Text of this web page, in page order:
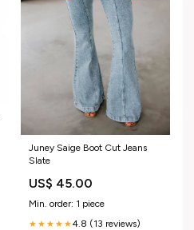
Juney Saige Boot Cut Jeans
Slate
US$ 45.00
Min. order: 1 piece
★★★★★4.8 (13 reviews)